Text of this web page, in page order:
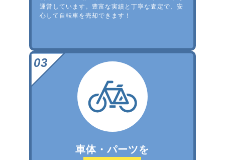
運営しています。豊富な実績と丁寧な査定で、安
心して自転車を売却できます！
車体・パーツを